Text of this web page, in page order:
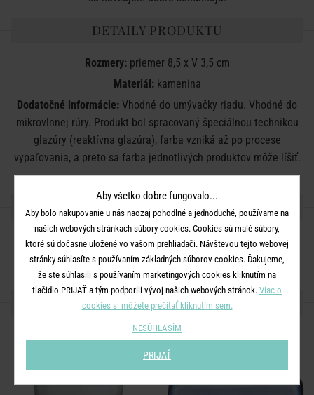
DETAILY PRODUKTU
Rozmery: priemer 8,5 x V 3,5 cm
Materiál:kamenina
Dodatočné informácie: Vhodné do umývačky riadu. Vhodné do
mikrovlnnej rúry. Produkt bol spracovaný špeciálnou technikou
glazúry (reaktívna glazúra), farba vzniká až po procese
vypaľovania, a preto sa farba jednotlivých produktov môže líšiť.
ZDIEĽAJTE S PRIATEĽMI
ĎALŠIE PRODUKTY ZO SÉRIE
Aby všetko dobre fungovalo...
Aby bolo nakupovanie u nás naozaj pohodlné a jednoduché, používame na
našich webových stránkach súbory cookies. Cookies sú malé súbory,
ktoré sú dočasne uložené vo vašom prehliadači. Návštevou tejto webovej
stránky súhlasíte s používaním základných súborov cookies. Ďakujeme,
že ste súhlasili s používaním marketingových cookies kliknutím na
tlačidlo PRIJAŤ a tým podporili vývoj našich webových stránok. Viac o
cookies si môžete prečítať kliknutím sem.
NESÚHLASÍM
PRIJAŤ